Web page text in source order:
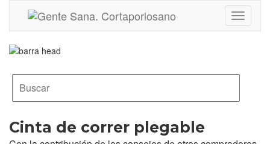
Toggle
Cinta de correr plegable